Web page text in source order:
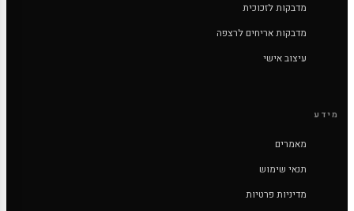
מדבקות לזכוכית
מדבקות אריחים לרצפה
עיצוב אישי
מידע
מאמרים
תנאי שימוש
מדיניות פרטיות